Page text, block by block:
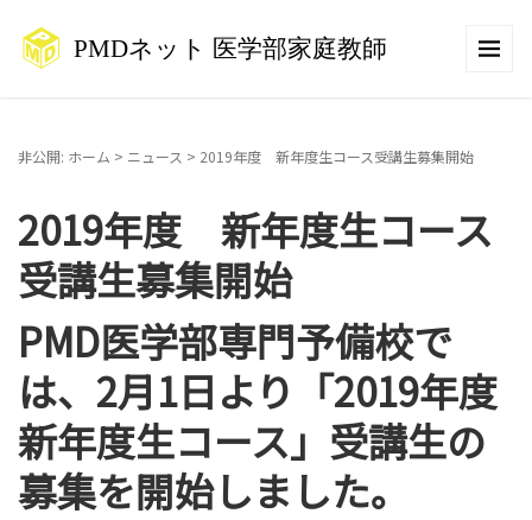
非公開: ホーム > ニュース > 2019年度 新年度生コース受講生募集開始
2019年度 新年度生コース
受講生募集開始
PMD医学部専門予備校で
は、2月1日より「2019年度
新年度生コース」受講生の
募集を開始しました。